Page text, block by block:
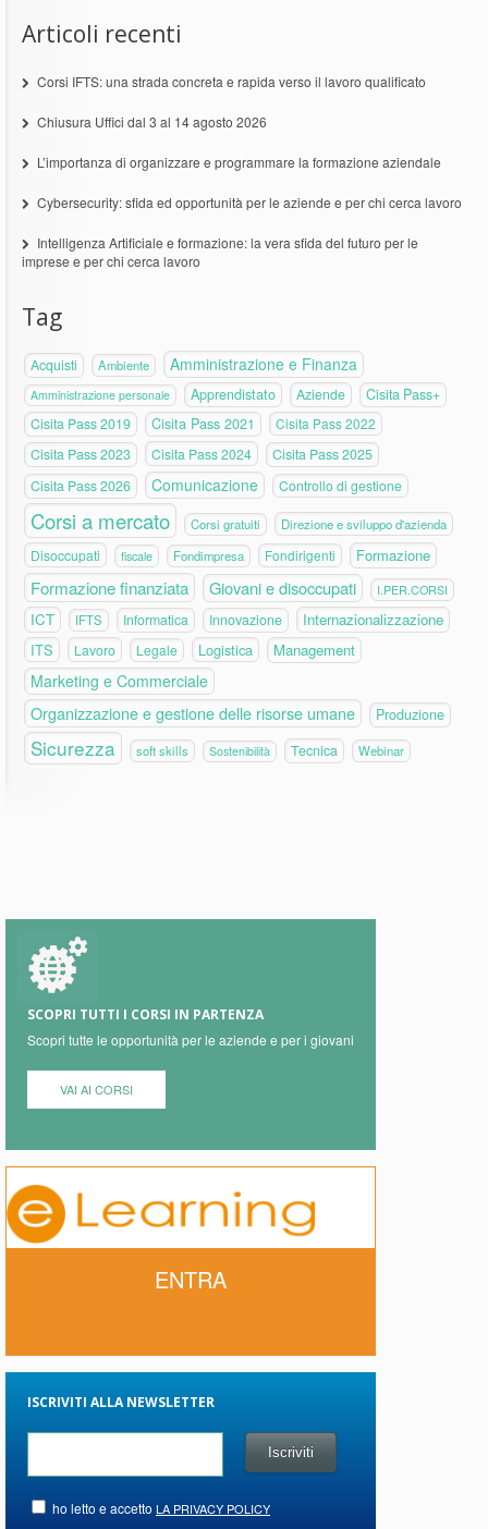
Articoli recenti
Corsi IFTS: una strada concreta e rapida verso il lavoro qualificato
Chiusura Uffici dal 3 al 14 agosto 2026
L’importanza di organizzare e programmare la formazione aziendale
Cybersecurity: sfida ed opportunità per le aziende e per chi cerca lavoro
Intelligenza Artificiale e formazione: la vera sfida del futuro per le
imprese e per chi cerca lavoro
Tag
Acquisti Ambiente Amministrazione e Finanza
Amministrazione personale Apprendistato Aziende
Cisita Pass+
Cisita Pass 2019
Cisita Pass 2021 Cisita Pass 2022
Cisita Pass 2023 Cisita Pass 2024
Cisita Pass 2025
Cisita Pass 2026
Comunicazione Controllo di gestione
Corsi a mercato Corsi gratuiti Direzione e sviluppo d'azienda
Disoccupati fiscale Fondimpresa Fondirigenti Formazione
Formazione finanziata Giovani e disoccupati I.PER.CORSI
ICT IFTS Informatica Innovazione
Internazionalizzazione
ITS
Lavoro Legale Logistica Management
Marketing e Commerciale
Organizzazione e gestione delle risorse umane Produzione
Sicurezza soft skills Sostenibilità Tecnica Webinar
SCOPRI TUTTI I CORSI IN PARTENZA
Scopri tutte le opportunità per le aziende e per i giovani
VAI AI CORSI
ENTRA
ISCRIVITI ALLA NEWSLETTER
ho letto e accetto LA PRIVACY POLICY